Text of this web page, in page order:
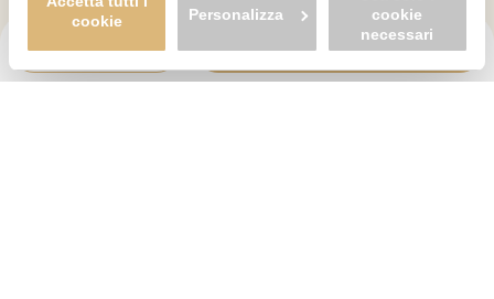
informazioni complete sul trattamento dei dati clicca qui: "
" Allo stesso link trovi la nostra informativa
estesa sui cookie.
cookie
Personalizza
cookie
necessari
BOOK REQUEST PRICE ESTIMATE